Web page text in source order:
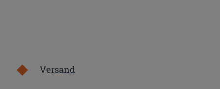
Versand